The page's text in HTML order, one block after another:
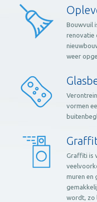
Bouwvuil
renovatie
weer
vormen
Graffiti is
muren en
wordt, zo